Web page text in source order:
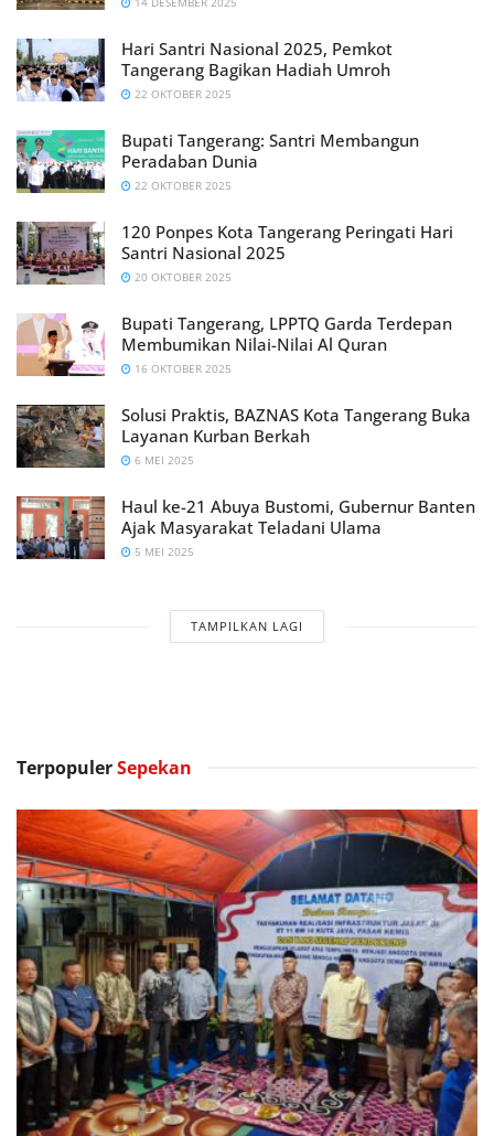
Hari Santri Nasional 2025, Pemkot
Tangerang Bagikan Hadiah Umroh
22 OKTOBER 2025
Bupati Tangerang: Santri Membangun
Peradaban Dunia
22 OKTOBER 2025
120 Ponpes Kota Tangerang Peringati Hari
Santri Nasional 2025
20 OKTOBER 2025
Bupati Tangerang, LPPTQ Garda Terdepan
Membumikan Nilai-Nilai Al Quran
16 OKTOBER 2025
Solusi Praktis, BAZNAS Kota Tangerang Buka
Layanan Kurban Berkah
6 MEI 2025
Haul ke-21 Abuya Bustomi, Gubernur Banten
Ajak Masyarakat Teladani Ulama
5 MEI 2025
TAMPILKAN LAGI
TerpopulerSepekan